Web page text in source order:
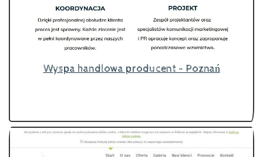
Wyspa handlowa producent - Poznań